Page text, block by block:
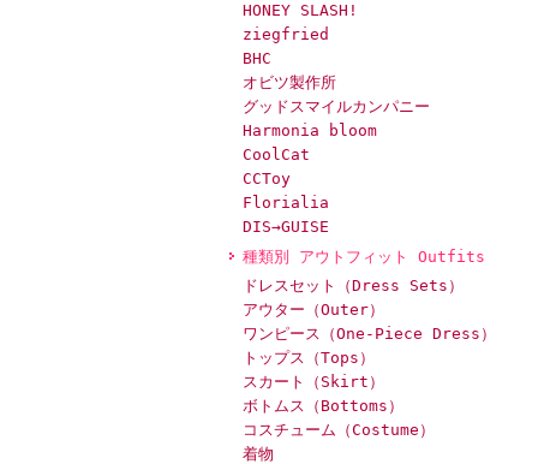
HONEY SLASH!
ziegfried
BHC
オビツ製作所
グッドスマイルカンパニー
Harmonia bloom
CoolCat
CCToy
Florialia
DIS→GUISE
種類別 アウトフィット Outfits
ドレスセット（Dress Sets）
アウター（Outer）
ワンピース（One-Piece Dress）
トップス（Tops）
スカート（Skirt）
ボトムス（Bottoms）
コスチューム（Costume）
着物